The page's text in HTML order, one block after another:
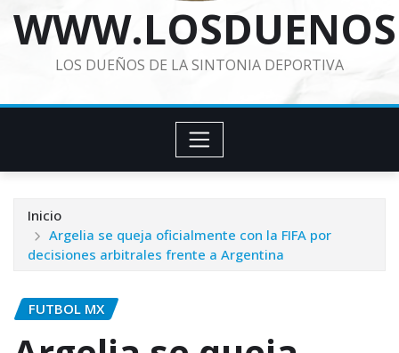
LOS DUEÑOS DE LA SINTONIA DEPORTIVA
Inicio
Argelia se queja oficialmente con la FIFA por
decisiones arbitrales frente a Argentina
FUTBOL MX